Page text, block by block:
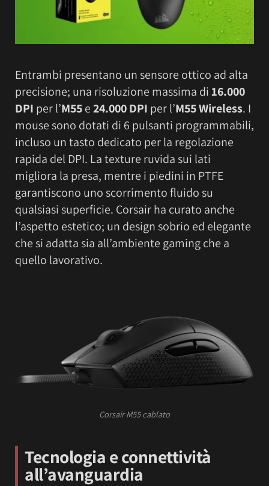
Entrambi presentano un sensore ottico ad alta
precisione; una risoluzione massima di16.000
DPI per l’M55e24.000 DPI per l’M55 Wireless. I
mouse sono dotati di 6 pulsanti programmabili,
incluso un tasto dedicato per la regolazione
rapida del DPI. La texture ruvida sui lati
migliora la presa, mentre i piedini in PTFE
garantiscono uno scorrimento fluido su
qualsiasi superficie. Corsair ha curato anche
l’aspetto estetico; un design sobrio ed elegante
che si adatta sia all’ambiente gaming che a
quello lavorativo.
Corsair M55 cablato
Tecnologia e connettività
all’avanguardia